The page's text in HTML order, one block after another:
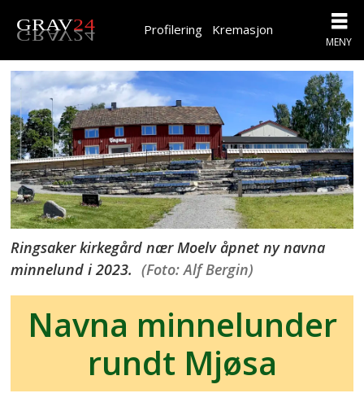
Profilering Kremasjon
Ringsaker kirkegård nær Moelv åpnet ny navna
minnelund i 2023. (Foto: Alf Bergin)
Navna minnelunder
rundt Mjøsa